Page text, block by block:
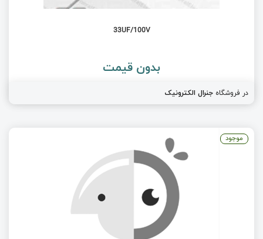
33UF/100V
بدون قیمت
در فروشگاه جنرال الکترونیک
موجود